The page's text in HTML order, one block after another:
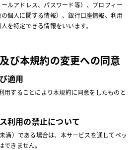
ルアドレス、パスワード等）、プロフィー
個人に関する情報）、銀行口座情報、利用
を特定できる情報をいいます。
び本規約の変更への同意
適用
用することにより本規約に同意をしたものと
利用の禁止について
満）である場合は、本サービスを通してペッ
できません。